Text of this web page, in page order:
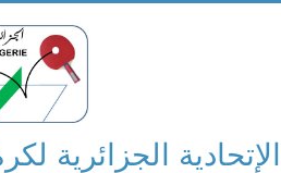
الإتحادية الجزائرية